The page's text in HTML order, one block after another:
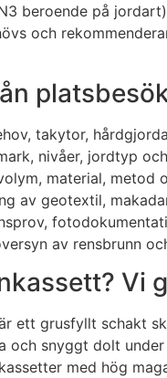
beroende på
och
takytor,
nivåer, jordtyp
material, metod
av geotextil,
av rensbrunn
Vi
ett grusfyllt schakt
och snyggt dolt
med hög